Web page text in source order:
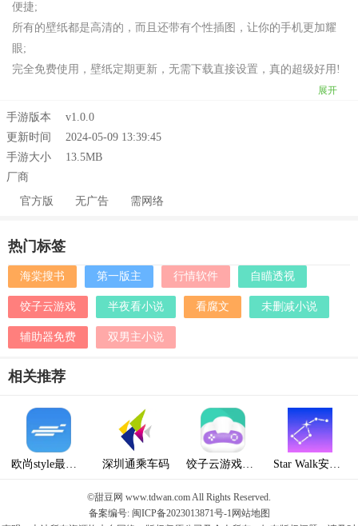
便捷;
所有的壁纸都是高清的，而且还带有个性插图，让你的手机更加耀
眼;
完全免费使用，壁纸定期更新，无需下载直接设置，真的超级好用!
展开
手游版本
v1.0.0
更新时间
2024-05-09 13:39:45
手游大小
13.5MB
厂商
官方版
无广告 需网络
热门标签
海棠搜书 第一版主 行情软件 自瞄透视
饺子云游戏 半夜看小说 看腐文 未删减小说
辅助器免费 双男主小说
相关推荐
欧尚style最新版本 深圳通乘车码 饺子云游戏无限时间不用排队 Star Walk安卓版
©甜豆网 www.tdwan.com All Rights Reserved.
备案编号: 闽ICP备2023013871号-1 网站地图